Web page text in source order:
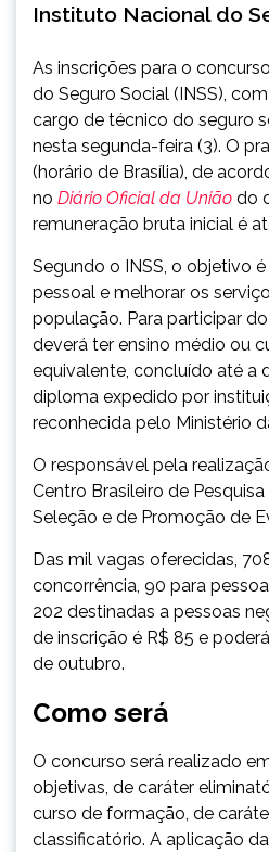
Instituto Nacional do
As inscrições para o
do Seguro Social (INSS),
cargo de técnico do seguro
nesta segunda-feira (3). O
(horário de Brasília), de
no Diário Oficial da União do
remuneração bruta inicial é
Segundo o INSS, o objetivo
pessoal e melhorar os
população. Para participar
deverá ter ensino médio ou
equivalente, concluído até a
diploma expedido por
reconhecida pelo Ministério
O responsável pela
Centro Brasileiro de
Seleção e de Promoção de
Das mil vagas oferecidas,
concorrência, 90 para
202 destinadas a pessoas
de inscrição é R$ 85 e
de outubro.
Como será
O concurso será realizado
objetivas, de caráter
curso de formação, de
classificatório. A aplicação